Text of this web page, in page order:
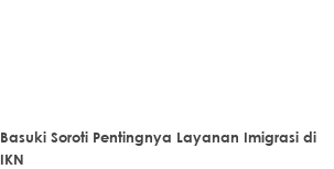
Basuki Soroti Pentingnya Layanan Imigrasi di
IKN